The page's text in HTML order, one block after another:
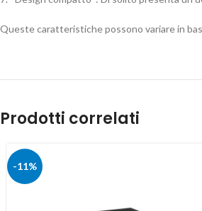
Queste caratteristiche possono variare in
Prodotti correlati
-11%